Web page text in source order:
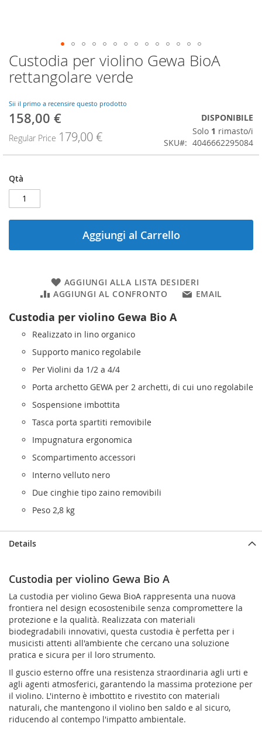
Vai
all'inizio
della
di
immagini
Custodia per violino Gewa BioA
rettangolare verde
Sii il primo a recensire questo prodotto
Special
158,00 €
Regular Price 179,00 €
DISPONIBILE
Solo 1 rimasto/i
SKU
4046662295084
Qtà
Aggiungi al Carrello
AGGIUNGI ALLA LISTA DESIDERI
AGGIUNGI AL CONFRONTO
EMAIL
Custodia per violino Gewa Bio A
Realizzato in lino organico
Supporto manico regolabile
Per Violini da 1/2 a 4/4
Porta archetto GEWA per 2 archetti, di cui uno regolabile
Sospensione imbottita
Tasca porta spartiti removibile
Impugnatura ergonomica
Scompartimento accessori
Interno velluto nero
Due cinghie tipo zaino removibili
Peso 2,8 kg
Details
Custodia per violino Gewa Bio A
La custodia per violino Gewa BioA rappresenta una nuova
frontiera nel design ecosostenibile senza compromettere la
protezione e la qualità. Realizzata con materiali
biodegradabili innovativi, questa custodia è perfetta per i
musicisti attenti all'ambiente che cercano una soluzione
pratica e sicura per il loro strumento.
Il guscio esterno offre una resistenza straordinaria agli urti e
agli agenti atmosferici, garantendo la massima protezione per
il violino. L'interno è imbottito e rivestito con materiali
naturali, che mantengono il violino ben saldo e al sicuro,
riducendo al contempo l'impatto ambientale.